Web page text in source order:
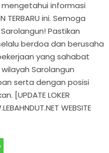
informasi
TERBARU ini. Semoga
Pastikan
berdoa dan berusaha
yang sahabat
Sarolangun
serta dengan posisi
[UPDATE LOKER
WEBSITE